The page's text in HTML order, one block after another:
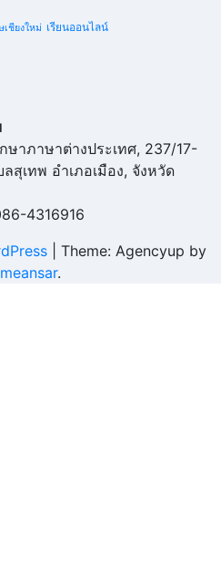
เชียงใหม่ เรียนออนไลน์
ษาภาษาต่างประเทศ, 237/17-
สุเทพ อำเภอเมือง, จังหวัด
4316916
Theme: Agencyup by
.